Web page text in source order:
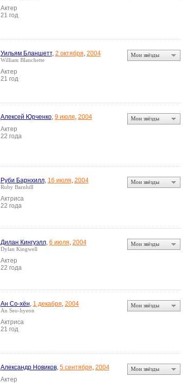
Актер
21 год
Уильям Бланшетт, 2 октября, 2004
William Blanchette
Актер
21 год
Мои звёзды
Алексей Юрченко, 9 июля, 2004
Актер
22 года
Мои звёзды
Руби Барнхилл, 16 июля, 2004
Ruby Barnhill
Актриса
22 года
Мои звёзды
Дилан Кингуэлл, 6 июля, 2004
Dylan Kingwell
Актер
22 года
Мои звёзды
Ан Со-хён, 1 декабря, 2004
An Seo-hyeon
Актриса
21 год
Мои звёзды
Александр Новиков, 5 сентября, 2004
Актер
Мои звёзды